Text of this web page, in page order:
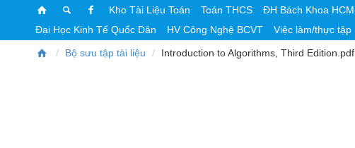
Kho Tài Liệu Toán Toán THCS ĐH Bách Khoa HCM
Đại Học Kinh Tế Quốc Dân
HV Công Nghệ BCVT Việc làm/thực tập
Bộ sưu tập tài liệu Introduction to Algorithms, Third Edition.pdf